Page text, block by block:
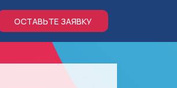
ОСТАВЬТЕ ЗАЯВКУ